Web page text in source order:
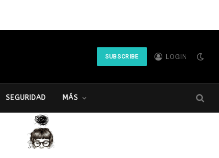
SUBSCRIBE LOGIN
SEGURIDAD MÁS